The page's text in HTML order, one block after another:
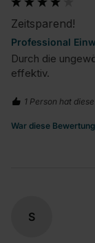
Zeitsparend!
Professional
Durch die
effektiv.
1 Person hat
War diese
S